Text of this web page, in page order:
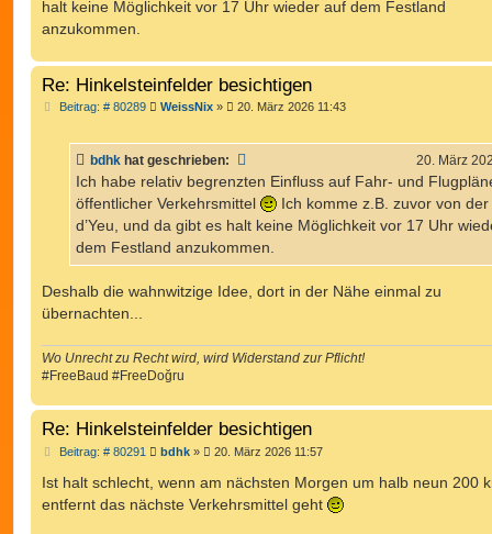
halt keine Möglichkeit vor 17 Uhr wieder auf dem Festland
anzukommen.
Re: Hinkelsteinfelder besichtigen
Beitrag: # 80289B
r
a
WeissNix» 20. März 2026 11:43
bdhk hat geschrieben: 20. März
Ich habe relativ begrenzten Einfluss auf Fahr- und
öffentlicher Verkehrsmittel
Ich komme z.B. zuvor von der
d’Yeu, und da gibt es halt keine Möglichkeit vor 17 Uhr
dem Festland anzukommen.
Deshalb die wahnwitzige Idee, dort in der Nähe einmal zu
übernachten...
Wo Unrecht zu Recht wird, wird Widerstand zur Pflicht!
#FreeBaud #FreeDoğru
Re: Hinkelsteinfelder besichtigen
Beitrag: # 80291 B
i
r
bdhk» 20. März 2026 11:57
Ist halt schlecht, wenn am nächsten Morgen um halb neun 200
entfernt das nächste Verkehrsmittel geht